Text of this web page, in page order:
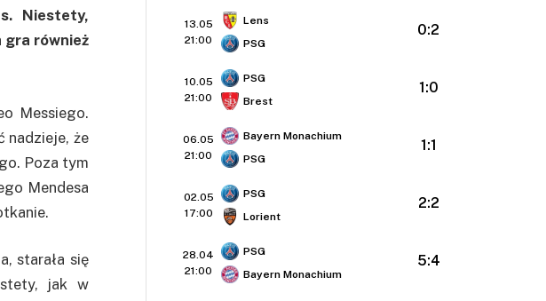
Niestety,
gra również
Messiego.
nadzieje, że
Poza tym
Mendesa
starała się
jak w
13.05
21:00
Lens
PSG
0:2
10.05
21:00
PSG
Brest
1:0
06.05
21:00
Bayern Monachium
PSG
1:1
02.05
17:00
PSG
Lorient
2:2
28.04
21:00
PSG
Bayern Monachium
5:4